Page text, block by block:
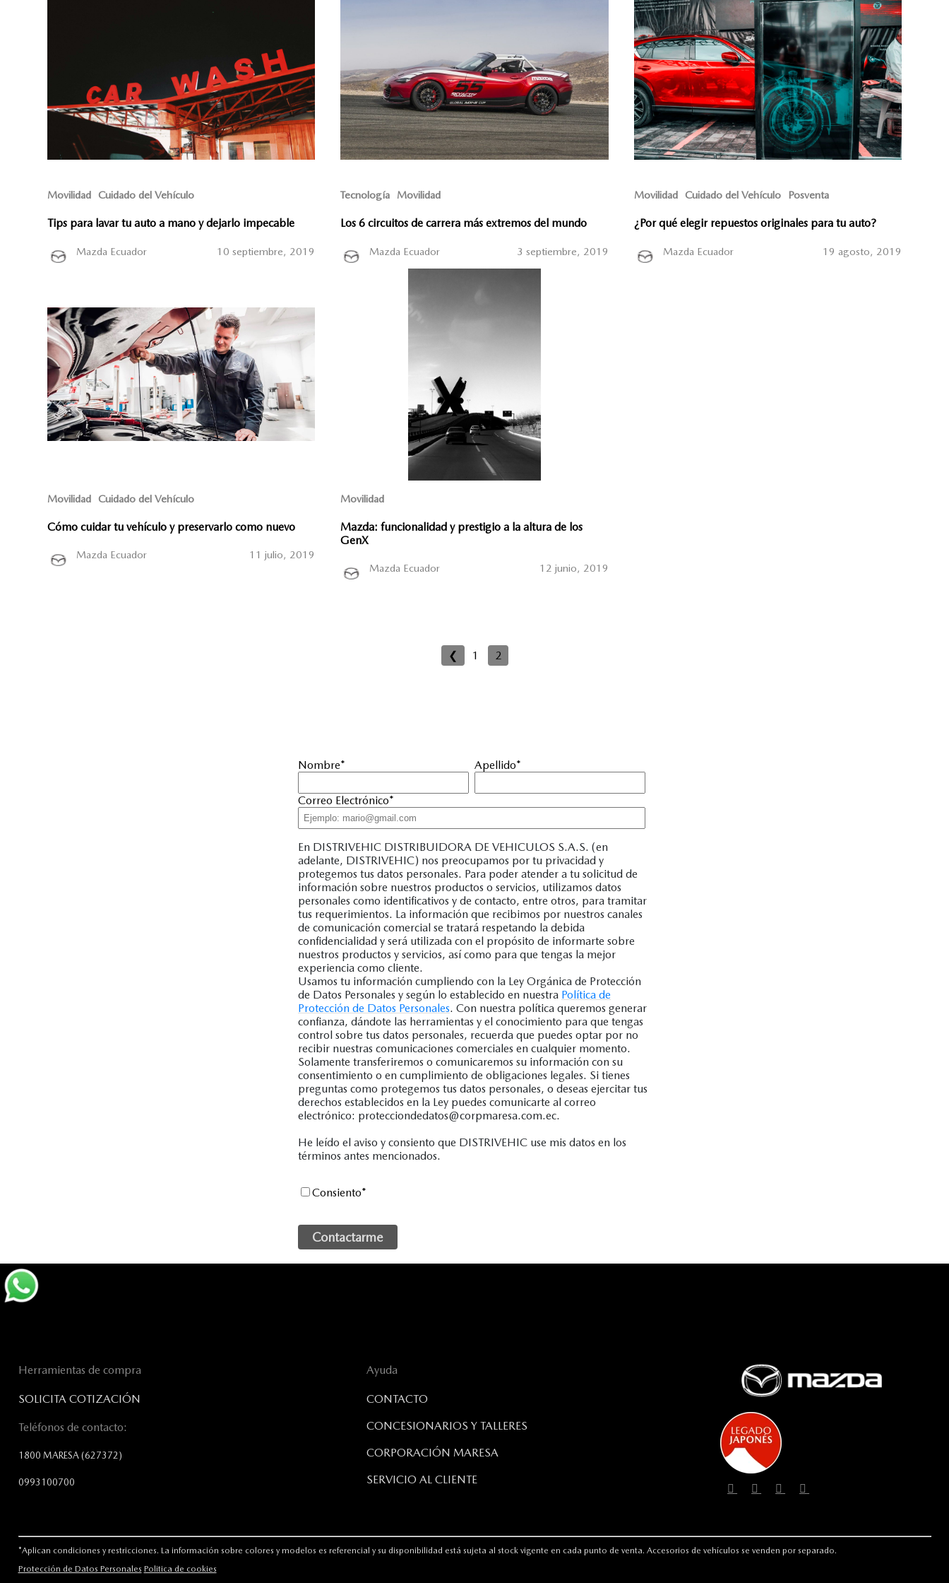
Movilidad Cuidado del Vehículo
Tips para lavar tu auto a mano y dejarlo impecable
Mazda Ecuador 10 septiembre, 2019
Tecnología Movilidad
Los 6 circuitos de carrera más extremos del mundo
Mazda Ecuador 3 septiembre, 2019
Movilidad Cuidado del Vehículo Posventa
¿Por qué elegir repuestos originales para tu auto?
Mazda Ecuador 19 agosto, 2019
Movilidad Cuidado del Vehículo
Cómo cuidar tu vehículo y preservarlo como nuevo
Mazda Ecuador 11 julio, 2019
Movilidad
Mazda: funcionalidad y prestigio a la altura de los
GenX
Mazda Ecuador 12 junio, 2019
❮ 1 2
Nombre* Apellido*
Correo Electrónico*
En DISTRIVEHIC DISTRIBUIDORA DE VEHICULOS S.A.S. (en
adelante, DISTRIVEHIC) nos preocupamos por tu privacidad y
protegemos tus datos personales. Para poder atender a tu solicitud de
información sobre nuestros productos o servicios, utilizamos datos
personales como identificativos y de contacto, entre otros, para tramitar
tus requerimientos. La información que recibimos por nuestros canales
de comunicación comercial se tratará respetando la debida
confidencialidad y será utilizada con el propósito de informarte sobre
nuestros productos y servicios, así como para que tengas la mejor
experiencia como cliente.
Usamos tu información cumpliendo con la Ley Orgánica de Protección
de Datos Personales y según lo establecido en nuestra Política de
Protección de Datos Personales. Con nuestra política queremos generar
confianza, dándote las herramientas y el conocimiento para que tengas
control sobre tus datos personales, recuerda que puedes optar por no
recibir nuestras comunicaciones comerciales en cualquier momento.
Solamente transferiremos o comunicaremos su información con su
consentimiento o en cumplimiento de obligaciones legales. Si tienes
preguntas como protegemos tus datos personales, o deseas ejercitar tus
derechos establecidos en la Ley puedes comunicarte al correo
electrónico: protecciondedatos@corpmaresa.com.ec.
He leído el aviso y consiento que DISTRIVEHIC use mis datos en los
términos antes mencionados.
Consiento*
Herramientas de compra
SOLICITA COTIZACIÓN
Teléfonos de contacto:
1800 MARESA(627372)
0993100700
Ayuda
CONTACTO
CONCESIONARIOS Y TALLERES
CORPORACIÓN MARESA
SERVICIO AL CLIENTE
*Aplican condiciones y restricciones. La información sobre colores y modelos es referencial y su disponibilidad está sujeta al stock vigente en cada punto de venta. Accesorios de vehículos se venden por separado.
Protección de Datos Personales Politica de cookies